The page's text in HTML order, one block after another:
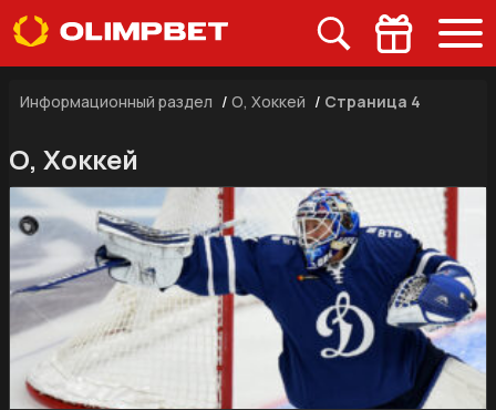
Информационный раздел / О, Хоккей / Страница 4
О, Хоккей